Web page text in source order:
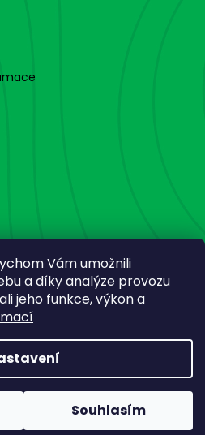
Vám umožnili
a díky analýze provozu
jeho funkce, výkon a
Souhlasím
. Všechna práva vyhrazena.
cookies